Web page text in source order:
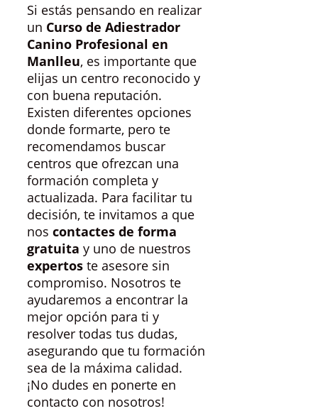
Si estás pensando en realizar
un Curso de Adiestrador
Canino Profesional en
Manlleu, es importante que
elijas un centro reconocido y
con buena reputación.
Existen diferentes opciones
donde formarte, pero te
recomendamos buscar
centros que ofrezcan una
formación completa y
actualizada. Para facilitar tu
decisión, te invitamos a que
nos contactes de forma
gratuita y uno de nuestros
expertos te asesore sin
compromiso. Nosotros te
ayudaremos a encontrar la
mejor opción para ti y
resolver todas tus dudas,
asegurando que tu formación
sea de la máxima calidad.
¡No dudes en ponerte en
contacto con nosotros!